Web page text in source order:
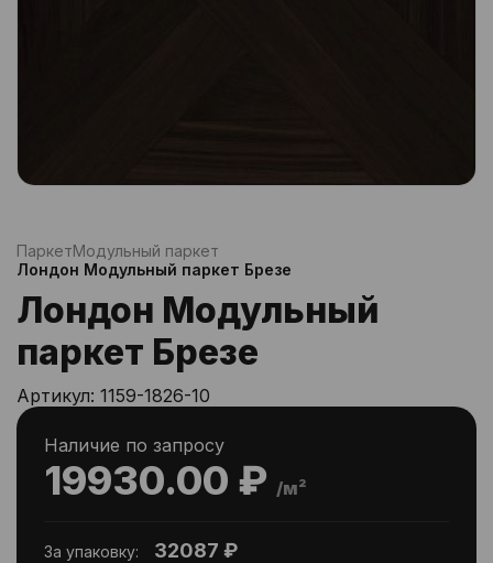
ПаркетМодульный паркет
Лондон Модульный паркет Брезе
Лондон Модульный
паркет Брезе
Артикул: 1159-1826-10
19930.00 ₽ /м²
Наличие по запросу
За упаковку: 32087 ₽